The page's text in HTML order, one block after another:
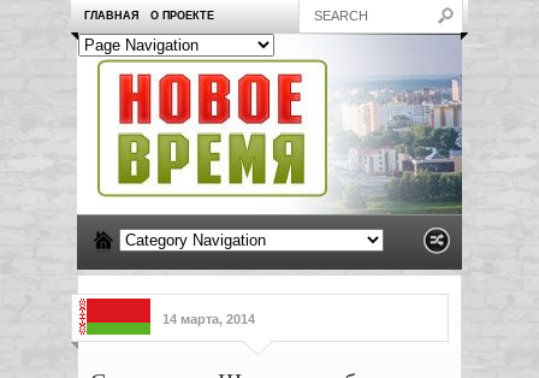
ГЛАВНАЯ О ПРОЕКТЕ
14 марта, 2014